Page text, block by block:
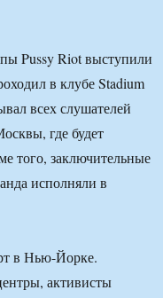
Pussy Riot выступили
в клубе Stadium
всех слушателей
где будет
того, заключительные
исполняли в
в Нью-Йорке.
активисты